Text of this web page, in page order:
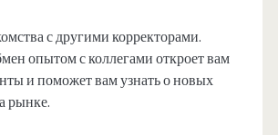
с другими корректорами.
опытом с коллегами откроет вам
и поможет вам узнать о новых
рынке.